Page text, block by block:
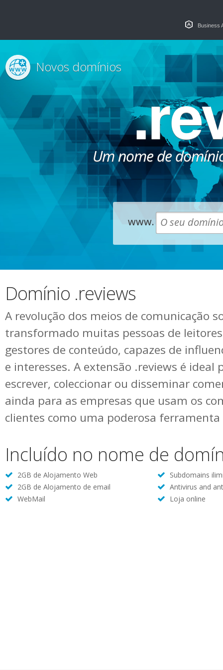
Business
Um nome de
Novos domínios
www.
Domínio .reviews
A revolução dos meios de comunicação
transformado muitas pessoas de
gestores de conteúdo, capazes de
e interesses. A extensão .reviews é ideal
escrever, coleccionar ou disseminar
ainda para as empresas que usam os
clientes como uma poderosa
Incluído no nome de
2GB de Alojamento Web
Subdomains
2GB de Alojamento de email
Antivirus and
WebMail
Loja online